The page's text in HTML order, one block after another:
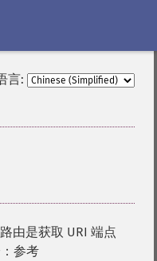
言:
由是获取 URI 端点
参考